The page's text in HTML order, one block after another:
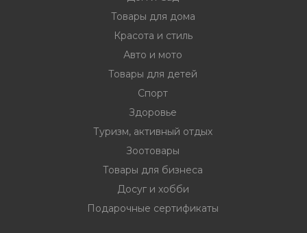
Товары для дома
Красота и стиль
Авто и мото
Товары для детей
Спорт
Здоровье
Туризм, активный отдых
Зоотовары
Товары для бизнеса
Досуг и хобби
Подарочные сертификаты